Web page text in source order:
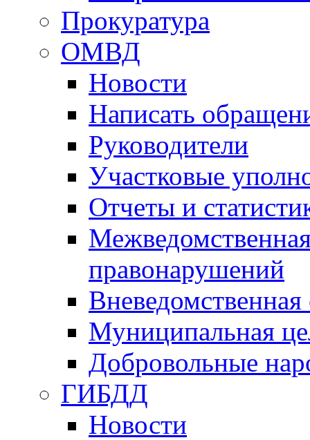
Прокуратура
ОМВД
Новости
Написать
Руководители
Участковые
Отчеты и
правонарушений
Вневедомственная
Муниципальная
Добровольные
ГИБДД
Новости